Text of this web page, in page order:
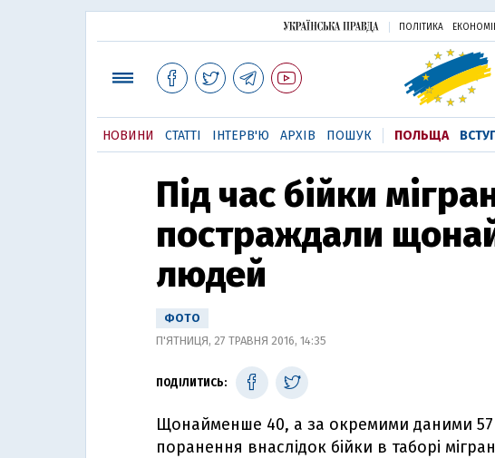
ПОЛІТИКА
НОВИНИ СТАТТІ ІНТЕРВ'Ю АРХІВ ПОШУК ПОЛЬЩА
Під час бійки
постраждали
людей
ФОТО
П'ЯТНИЦЯ, 27 ТРАВНЯ 2016, 14:35
ПОДІЛИТИСЬ:
Щонайменше 40, а за окремими даними
поранення внаслідок бійки в таборі